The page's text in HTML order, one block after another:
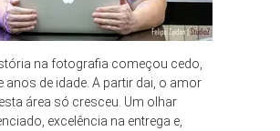
na fotografia começou cedo,
anos de idade. A partir dai, o amor
área só cresceu. Um olhar
excelência na entrega e,